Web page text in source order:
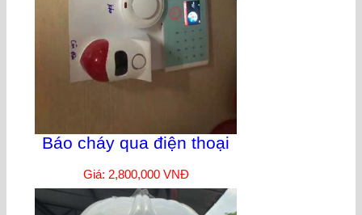
Báo cháy qua điện thoại
Giá: 2,800,000 VNĐ